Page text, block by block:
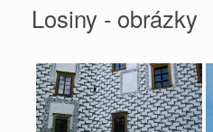
Losiny - obrázky